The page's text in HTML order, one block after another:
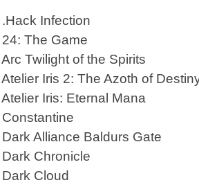
.Hack Infection
24: The Game
Arc Twilight of the Spirits
Iris 2: The Azoth of
Atelier Iris: Eternal Mana
Constantine
Dark Alliance Baldurs Gate
Chronicle
Dark Cloud